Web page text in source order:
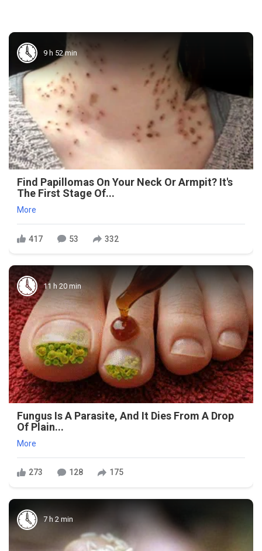
9 h 52 min
Find Papillomas On Your Neck Or Armpit? It's
The First Stage Of...
More
417 53 332
11 h 20 min
Fungus Is A Parasite, And It Dies From A Drop
Of Plain...
More
273 128 175
7 h 2 min